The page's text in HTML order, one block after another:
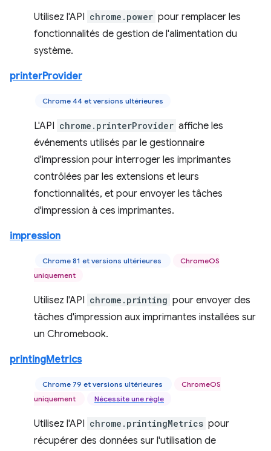
Utilisez l'API chrome.power pour remplacer les
fonctionnalités de gestion de l'alimentation du
système.
printerProvider
Chrome 44 et versions ultérieures
L'API chrome.printerProvider affiche les
événements utilisés par le gestionnaire
d'impression pour interroger les imprimantes
contrôlées par les extensions et leurs
fonctionnalités, et pour envoyer les tâches
d'impression à ces imprimantes.
impression
Chrome 81 et versions ultérieures
ChromeOS
uniquement
Utilisez l'API chrome.printing pour envoyer des
tâches d'impression aux imprimantes installées sur
un Chromebook.
printingMetrics
Chrome 79 et versions ultérieures
ChromeOS
uniquement
Nécessite une règle
Utilisez l'API chrome.printingMetrics pour
récupérer des données sur l'utilisation de